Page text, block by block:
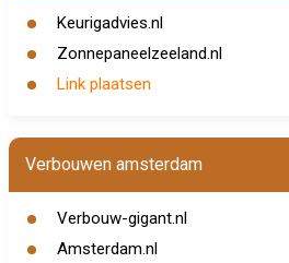
Keurigadvies.nl
Zonnepaneelzeeland.nl
Link plaatsen
Verbouwen amsterdam
Verbouw-gigant.nl
Amsterdam.nl